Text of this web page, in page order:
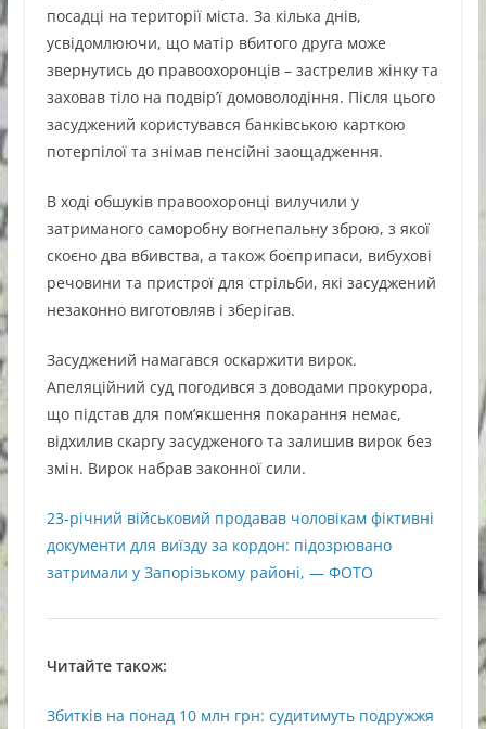
посадці на території міста. За кілька днів,
усвідомлюючи, що матір вбитого друга може
звернутись до правоохоронців – застрелив жінку та
заховав тіло на подвір’ї домоволодіння. Після цього
засуджений користувався банківською карткою
потерпілої та знімав пенсійні заощадження.
В ході обшуків правоохоронці вилучили у
затриманого саморобну вогнепальну зброю, з якої
скоєно два вбивства, а також боєприпаси, вибухові
речовини та пристрої для стрільби, які засуджений
незаконно виготовляв і зберігав.
Засуджений намагався оскаржити вирок.
Апеляційний суд погодився з доводами прокурора,
що підстав для пом’якшення покарання немає,
відхилив скаргу засудженого та залишив вирок без
змін. Вирок набрав законної сили.
23-річний військовий продавав чоловікам фіктивні
документи для виїзду за кордон: підозрювано
затримали у Запорізькому районі, — ФОТО
Читайте також:
Збитків на понад 10 млн грн: судитимуть подружжя